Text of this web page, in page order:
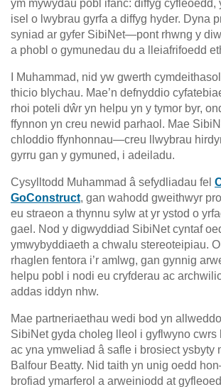
ym mywydau pobl ifanc: diffyg cyfleoedd,
isel o lwybrau gyrfa a diffyg hyder. Dyna
syniad ar gyfer SibiNet—pont rhwng y
a phobl o gymunedau du a lleiafrifoedd
I Muhammad, nid yw gwerth
thicio blychau. Mae’n defnyddio
rhoi poteli dŵr yn helpu yn y tymor byr,
ffynnon yn creu newid parhaol. Mae
chloddio ffynhonnau—creu llwybrau
gyrru gan y gymuned, i adeiladu.
Cysylltodd Muhammad â sefydliadau fel
GoConstruct, gan wahodd gweithwyr
eu straeon a thynnu sylw at yr ystod o
gael. Nod y digwyddiad SibiNet cyntaf
ymwybyddiaeth a chwalu stereoteipiau.
rhaglen fentora i’r amlwg, gan gynnig
helpu pobl i nodi eu cryfderau ac
addas iddyn nhw.
Mae partneriaethau wedi bod yn
SibiNet gyda choleg lleol i gyflwyno cwrs
ac yna ymweliad â safle i brosiect ysbyty
Balfour Beatty. Nid taith yn unig oedd
brofiad ymarferol a arweiniodd at